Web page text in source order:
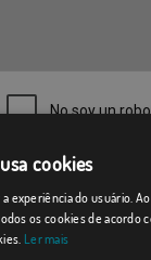
cookies
experiência do usuário.
os cookies de acordo
Ler mais